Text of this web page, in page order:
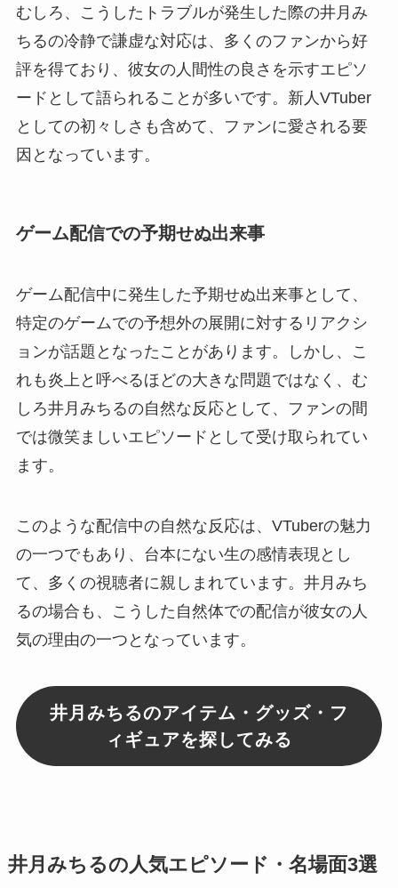
むしろ、こうしたトラブルが発生した際の井月み
ちるの冷静で謙虚な対応は、多くのファンから好
評を得ており、彼女の人間性の良さを示すエピソ
ードとして語られることが多いです。新人VTuber
としての初々しさも含めて、ファンに愛される要
因となっています。
ゲーム配信での予期せぬ出来事
ゲーム配信中に発生した予期せぬ出来事として、
特定のゲームでの予想外の展開に対するリアクシ
ョンが話題となったことがあります。しかし、こ
れも炎上と呼べるほどの大きな問題ではなく、む
しろ井月みちるの自然な反応として、ファンの間
では微笑ましいエピソードとして受け取られてい
ます。
このような配信中の自然な反応は、VTuberの魅力
の一つでもあり、台本にない生の感情表現とし
て、多くの視聴者に親しまれています。井月みち
るの場合も、こうした自然体での配信が彼女の人
気の理由の一つとなっています。
井月みちるのアイテム・グッズ・フ
ィギュアを探してみる
井月みちるの人気エピソード・名場面3選